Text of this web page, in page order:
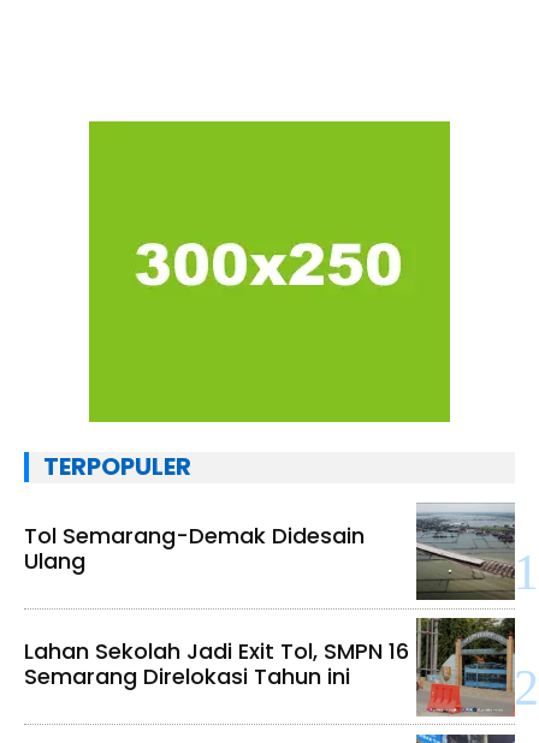
TERPOPULER
Tol Semarang-Demak Didesain
Ulang
Lahan Sekolah Jadi Exit Tol, SMPN 16
Semarang Direlokasi Tahun ini